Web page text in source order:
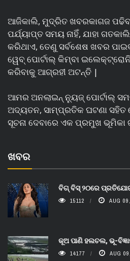
ଆଜିକାଲି, ମୁଦ୍ରିତ ଖବରକାଗଜ
ପର୍ଯ୍ୟାପ୍ତ ସମୟ ନାହିଁ, ଯାହା
କରିଥାଏ, ତେଣୁ ସର୍ବଶେଷ ଖବର
ୱେବ୍ ପୋର୍ଟାଲ୍ କିମ୍ବା
କରିବାକୁ ଆଗ୍ରହୀ ଅଟନ୍ତି |
ଆମର ଅନଲାଇନ୍ ନ୍ୟୁଜ୍ ପୋର୍ଟାଲ୍
ଅଦ୍ୟତନ, ସାମ୍ପ୍ରତିକ ଘଟଣା ସହିତ
ସୂଚନା ଦେବାରେ ଏକ ପ୍ରମୁଖ
ଖବର
ବିଗ୍ ବିସ୍ ୨୦ରେ
15112 AUG
କୂଅ ପାଣି ହଲଚଲ, ଭୂ-
14177 AUG